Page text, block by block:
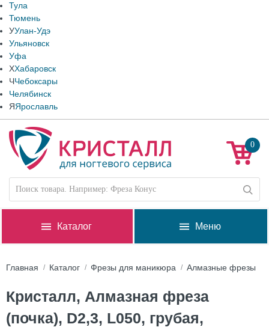
Тула
Тюмень
УУлан-Удэ
Ульяновск
Уфа
ХХабаровск
ЧЧебоксары
Челябинск
ЯЯрославль
0
Каталог Меню
Главная Каталог Фрезы для маникюра Алмазные фрезы
Кристалл, Алмазная фреза
(почка), D2,3, L050, грубая,